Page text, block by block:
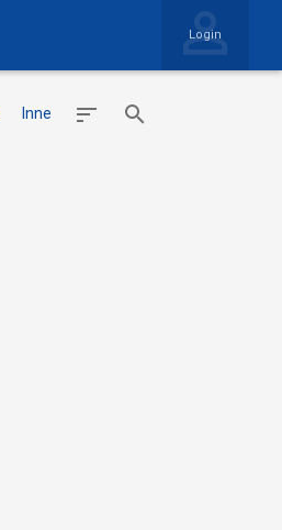
Login
Inne